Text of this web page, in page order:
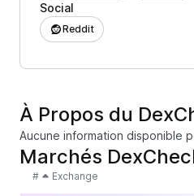
Social
Reddit
À Propos du
Aucune information disponible
Marchés
# Exchange